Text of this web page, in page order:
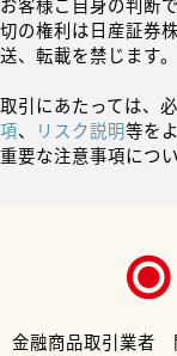
お客様ご自身の判断
切の権利は日産証券
送、転載を禁じます。
取引にあたっては、
項、 リスク説明等を
重要な注意事項につ
金融商品取引業者